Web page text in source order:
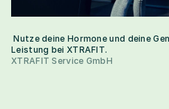
Nutze deine Hormone und deine Genetik für das XTRA an
Leistung bei XTRAFIT.
XTRAFIT Service GmbH